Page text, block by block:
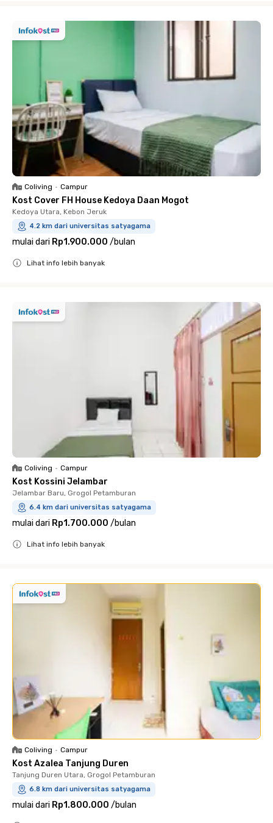
Coliving • Campur
Kost Cover FH House Kedoya Daan Mogot
Kedoya Utara, Kebon Jeruk
4.2 km dari universitas satyagama
mulai dari Rp1.900.000 /bulan
Lihat info lebih banyak
Coliving • Campur
Kost Kossini Jelambar
Jelambar Baru, Grogol Petamburan
6.4 km dari universitas satyagama
mulai dari Rp1.700.000 /bulan
Lihat info lebih banyak
Coliving • Campur
Kost Azalea Tanjung Duren
Tanjung Duren Utara, Grogol Petamburan
6.8 km dari universitas satyagama
mulai dari Rp1.800.000 /bulan